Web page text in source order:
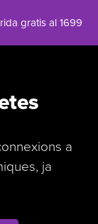
gratis al 1699
a
ja